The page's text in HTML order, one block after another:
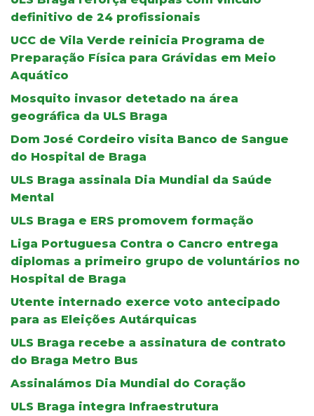
definitivo de 24 profissionais
UCC de Vila Verde reinicia Programa de
Preparação Física para Grávidas em Meio
Aquático
Mosquito invasor detetado na área
geográfica da ULS Braga
Dom José Cordeiro visita Banco de Sangue
do Hospital de Braga
ULS Braga assinala Dia Mundial da Saúde
Mental
ULS Braga e ERS promovem formação
Liga Portuguesa Contra o Cancro entrega
diplomas a primeiro grupo de voluntários no
Hospital de Braga
Utente internado exerce voto antecipado
para as Eleições Autárquicas
ULS Braga recebe a assinatura de contrato
do Braga Metro Bus
Assinalámos Dia Mundial do Coração
ULS Braga integra Infraestrutura